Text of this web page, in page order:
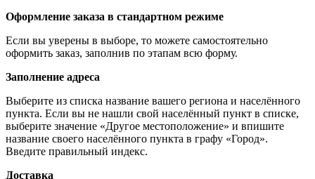
Оформление заказа в стандартном режиме
Если вы уверены в выборе, то можете самостоятельно
оформить заказ, заполнив по этапам всю форму.
Заполнение адреса
Выберите из списка название вашего региона и населённого
пункта. Если вы не нашли свой населённый пункт в списке,
выберите значение «Другое местоположение» и впишите
название своего населённого пункта в графу «Город».
Введите правильный индекс.
Доставка